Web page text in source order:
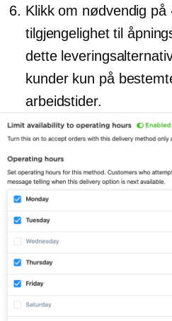
Klikk om nødvendig på
tilgjengelighet til
dette
kunder kun på
arbeidstider.